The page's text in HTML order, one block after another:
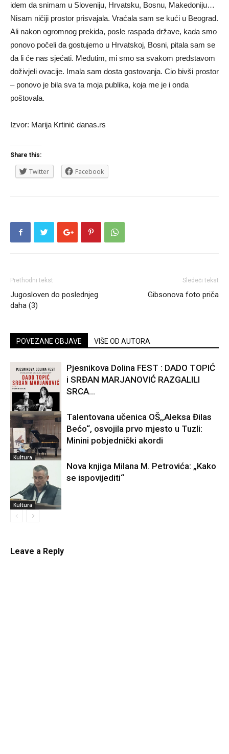
idem da snimam u Sloveniju, Hrvatsku, Bosnu, Makedoniju…
Nisam ničiji prostor prisvajala. Vraćala sam se kući u Beograd.
Ali nakon ogromnog prekida, posle raspada države, kada smo
ponovo počeli da gostujemo u Hrvatskoj, Bosni, pitala sam se
da li će nas sjećati. Međutim, mi smo sa svakom predstavom
doživjeli ovacije. Imala sam dosta gostovanja. Cio bivši prostor
– ponovo je bila sva ta moja publika, koja me je i onda
poštovala.
Izvor: Marija Krtinić danas.rs
Share this:
Twitter Facebook
Prethodni tekst
Jugosloven do poslednjeg
daha (3)
Sledeći tekst
Gibsonova foto priča
POVEZANE OBJAVE VIŠE OD AUTORA
Kultura
Pjesnikova Dolina FEST : DADO TOPIĆ
i SRĐAN MARJANOVIĆ RAZGALILI
SRCA...
Kultura
Talentovana učenica OŠ,,Aleksa Đilas
Bećo“, osvojila prvo mjesto u Tuzli:
Minini pobjednički akordi
Kultura
Nova knjiga Milana M. Petrovića: „Kako
se ispovijediti“
Leave a Reply